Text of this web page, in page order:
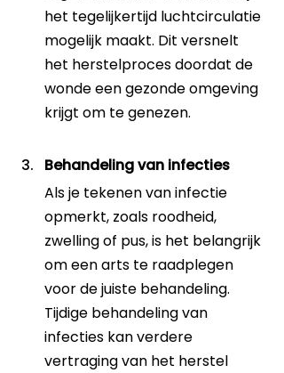
het tegelijkertijd luchtcirculatie
mogelijk maakt. Dit versnelt
het herstelproces doordat de
wonde een gezonde omgeving
krijgt om te genezen.
Behandeling van infecties
Als je tekenen van infectie
opmerkt, zoals roodheid,
zwelling of pus, is het belangrijk
om een arts te raadplegen
voor de juiste behandeling.
Tijdige behandeling van
infecties kan verdere
vertraging van het herstel